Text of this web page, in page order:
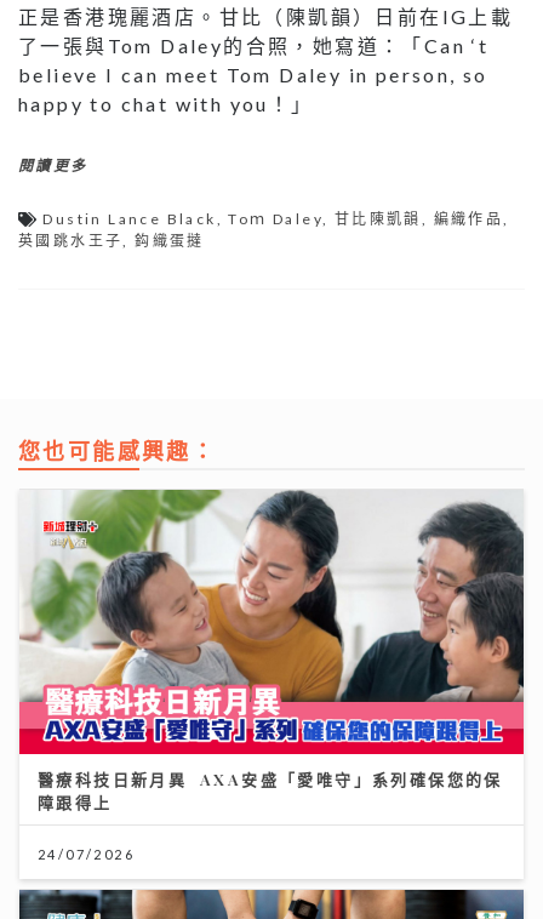
正是香港瑰麗酒店。甘比（陳凱韻）日前在IG上載
了一張與Tom Daley的合照，她寫道：「Can ‘t
believe I can meet Tom Daley in person, so
happy to chat with you！」
閱讀更多
Dustin Lance Black ,Toｍ Daley 甘比陳凱韻 編織作品
英國跳水王子
,鈎織蛋撻
您也可能感興趣：
醫療科技日新月異 AXA安盛「愛唯守」系列確保您的保
障跟得上
24/07/2026